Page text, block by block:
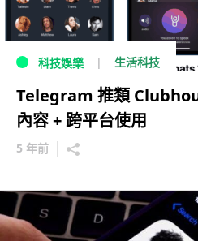
科技娛樂 生活科技
Telegram 推類
內容 + 跨平台使用
5 年前